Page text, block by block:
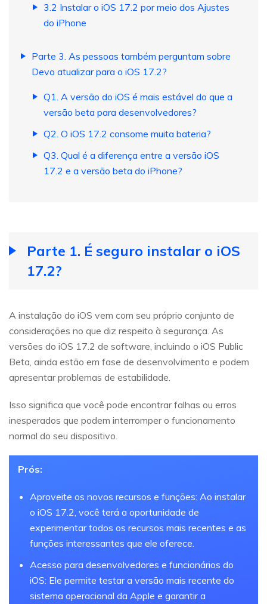
3.2 Instalar o iOS 17.2 por meio dos Ajustes
do iPhone
Parte 3. As pessoas também perguntam sobre
Devo atualizar para o iOS 17.2?
Q1. A versão do iOS é mais estável do que a
versão beta para desenvolvedores?
Q2. O iOS 17.2 consome muita bateria?
Q3. Qual é a diferença entre a versão iOS
17.2 e a versão beta do iPhone?
Parte 1. É seguro instalar o iOS
17.2?
A instalação do iOS vem com seu próprio conjunto de
considerações no que diz respeito à segurança. As
versões do iOS 17.2 de software, incluindo o iOS Public
Beta, ainda estão em fase de desenvolvimento e podem
apresentar problemas de estabilidade.
Isso significa que você pode encontrar falhas ou erros
inesperados que podem interromper o funcionamento
normal do seu dispositivo.
Prós:
Aproveite os novos recursos e funções: Ao instalar
o iOS 17.2, você terá a oportunidade de
experimentar todos os recursos mais recentes e as
funções interessantes que ele oferece.
Acesso para desenvolvedores e funcionários do
iOS: Ele permite testar a versão mais recente do
sistema operacional da Apple e garantir a